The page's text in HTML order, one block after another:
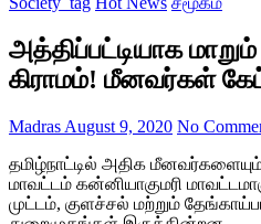
அத்திப்பட்டியாக
கிராமம்! மீனவர்கள்
Madras August 9, 2020 No
தமிழ்நாட்டில் அதிக
மாவட்டம் கன்னியாகுமரி
முட்டம், குளச்சல் மற்றும்